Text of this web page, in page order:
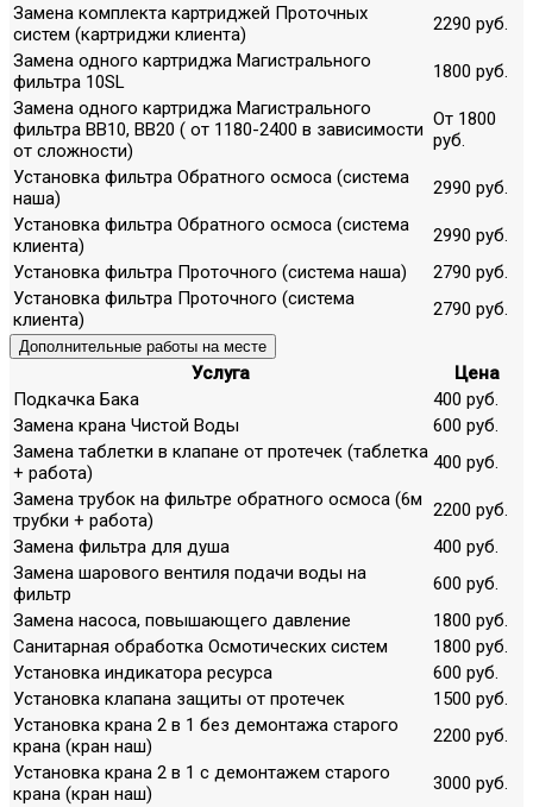
Замена комплекта картриджей Проточных
систем (картриджи клиента)
2290 руб.
Замена одного картриджа Магистрального
фильтра 10SL
1800 руб.
Замена одного картриджа Магистрального
фильтра ВВ10, ВВ20 ( от 1180-2400 в зависимости
от сложности)
От 1800
руб.
Установка фильтра Обратного осмоса (система
наша)
2990 руб.
Установка фильтра Обратного осмоса (система
клиента)
2990 руб.
Установка фильтра Проточного (система наша)
2790 руб.
Установка фильтра Проточного (система
клиента)
2790 руб.
Дополнительные работы на месте
Услуга
Цена
Подкачка Бака
400 руб.
Замена крана Чистой Воды
600 руб.
Замена таблетки в клапане от протечек (таблетка
+ работа)
400 руб.
Замена трубок на фильтре обратного осмоса (6м
трубки + работа)
2200 руб.
Замена фильтра для душа
400 руб.
Замена шарового вентиля подачи воды на
фильтр
600 руб.
Замена насоса, повышающего давление
1800 руб.
Санитарная обработка Осмотических систем
1800 руб.
Установка индикатора ресурса
600 руб.
Установка клапана защиты от протечек
1500 руб.
Установка крана 2 в 1 без демонтажа старого
крана (кран наш)
2200 руб.
Установка крана 2 в 1 с демонтажем старого
крана (кран наш)
3000 руб.